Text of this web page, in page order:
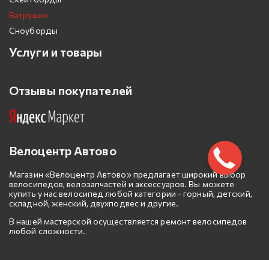
Ватрушки
Сноуборды
Услуги и товары
Отзывы покупателей
Велоцентр Автово
Магазин «Велоцентр Автово» предлагает широкий выбор
велосипедов, велозапчастей и аксессуаров. Вы можете
купить у нас велосипед любой категории - горный, детский,
складной, женский, двухподвес и другие.
В нашей мастерской осуществляется ремонт велосипедов
любой сложности.